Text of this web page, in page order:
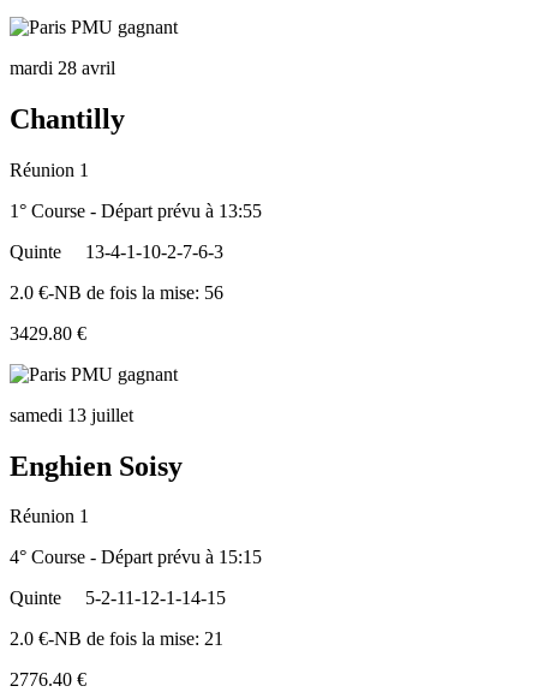
mardi 28 avril
Chantilly
Réunion 1
1° Course - Départ prévu à 13:55
Quinte
13-4-1-10-2-7-6-3
2.0 €-NB de fois la mise: 56
3429.80 €
samedi 13 juillet
Enghien Soisy
Réunion 1
4° Course - Départ prévu à 15:15
Quinte
5-2-11-12-1-14-15
2.0 €-NB de fois la mise: 21
2776.40 €